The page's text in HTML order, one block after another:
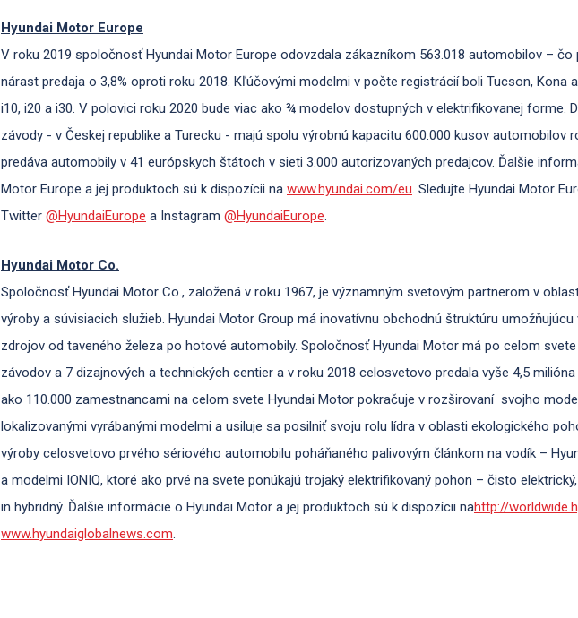
Hyundai Motor Europe
V roku 2019 spoločnosť Hyundai Motor Europe odovzdala zákazníkom 563.018 automobilov – čo
nárast predaja o 3,8% oproti roku 2018. Kľúčovými modelmi v počte registrácií boli Tucson, Kona
i10, i20 a i30. V polovici roku 2020 bude viac ako ¾ modelov dostupných v elektrifikovanej forme.
závody - v Českej republike a Turecku - majú spolu výrobnú kapacitu 600.000 kusov automobilov
predáva automobily v 41 európskych štátoch v sieti 3.000 autorizovaných predajcov. Ďalšie
Motor Europe a jej produktoch sú k dispozícii na www.hyundai.com/eu. Sledujte Hyundai Motor
Twitter @HyundaiEurope a Instagram @HyundaiEurope.
Hyundai Motor Co.
Spoločnosť Hyundai Motor Co., založená v roku 1967, je významným svetovým partnerom v
výroby a súvisiacich služieb. Hyundai Motor Group má inovatívnu obchodnú štruktúru umožňujúcu
zdrojov od taveného železa po hotové automobily. Spoločnosť Hyundai Motor má po celom
závodov a 7 dizajnových a technických centier a v roku 2018 celosvetovo predala vyše 4,5 milióna
ako 110.000 zamestnancami na celom svete Hyundai Motor pokračuje v rozširovaní svojho
lokalizovanými vyrábanými modelmi a usiluje sa posilniť svoju rolu lídra v oblasti ekologického
výroby celosvetovo prvého sériového automobilu poháňaného palivovým článkom na vodík –
a modelmi IONIQ, ktoré ako prvé na svete ponúkajú trojaký elektrifikovaný pohon – čisto
in hybridný. Ďalšie informácie o Hyundai Motor a jej produktoch sú k dispozícii nahttp://
www.hyundaiglobalnews.com.